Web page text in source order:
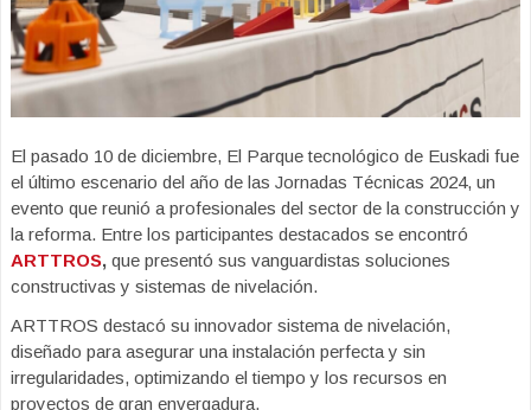
El pasado 10 de diciembre, El Parque tecnológico de Euskadi fue
el último escenario del año de las Jornadas Técnicas 2024, un
evento que reunió a profesionales del sector de la construcción y
la reforma. Entre los participantes destacados se encontró
ARTTROS, que presentó sus vanguardistas soluciones
constructivas y sistemas de nivelación.
ARTTROS destacó su innovador sistema de nivelación,
diseñado para asegurar una instalación perfecta y sin
irregularidades, optimizando el tiempo y los recursos en
proyectos de gran envergadura.